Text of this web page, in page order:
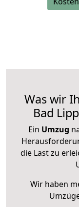
Was wir
Bad
Ein Umzug
die Last zu
Wir haben